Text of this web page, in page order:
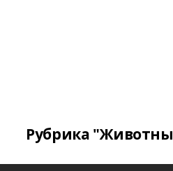
Рубрика